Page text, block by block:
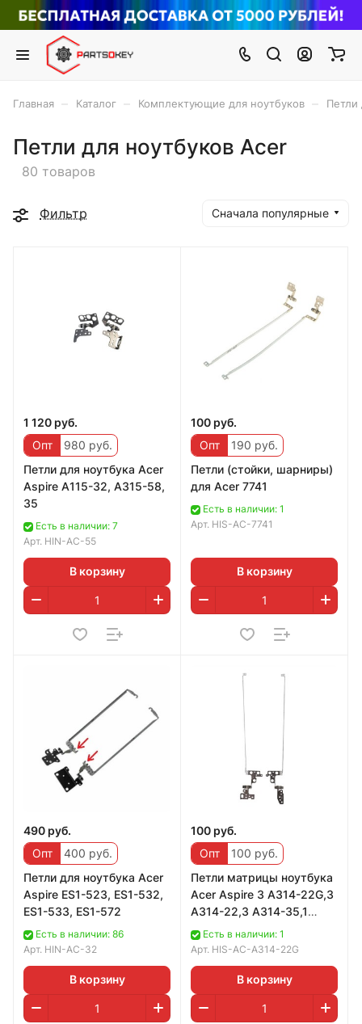
Главная Каталог Комплектующие для ноутбуков Петли
Петли для ноутбуков Acer
80 товаров
Фильтр Сначала популярные
1 120 руб.
Опт
980 руб.
Петли для ноутбука Acer
Aspire A115-32, A315-58,
35
Есть в наличии: 7
Арт. HIN-AC-55
В корзину
100 руб.
Опт
190 руб.
Петли (стойки, шарниры)
для Acer 7741
Есть в наличии: 1
Арт. HIS-AC-7741
В корзину
490 руб.
Опт
400 руб.
Петли для ноутбука Acer
Aspire ES1-523, ES1-532,
ES1-533, ES1-572
Есть в наличии: 86
Арт. HIN-AC-32
В корзину
100 руб.
Опт
100 руб.
Петли матрицы ноутбука
Acer Aspire 3 A314-22G,3
A314-22,3 A314-35,1
A114-33
Есть в наличии: 1
Арт. HIS-AC-A314-22G
В корзину